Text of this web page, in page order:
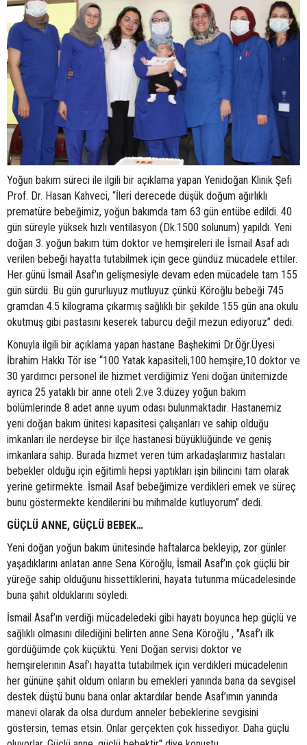
Yoğun bakım süreci ile ilgili bir açıklama yapan Yenidoğan Klinik Şefi
Prof. Dr. Hasan Kahveci, “İleri derecede düşük doğum ağırlıklı
prematüre bebeğimiz, yoğun bakımda tam 63 gün entübe edildi. 40
gün süreyle yüksek hızlı ventilasyon (Dk.1500 solunum) yapıldı. Yeni
doğan 3. yoğun bakım tüm doktor ve hemşireleri ile İsmail Asaf adı
verilen bebeği hayatta tutabilmek için gece gündüz mücadele ettiler.
Her günü İsmail Asaf’ın gelişmesiyle devam eden mücadele tam 155
gün sürdü. Bu gün gururluyuz mutluyuz çünkü Köroğlu bebeği 745
gramdan 4.5 kilograma çıkarmış sağlıklı bir şekilde 155 gün ana okulu
okutmuş gibi pastasını keserek taburcu değil mezun ediyoruz” dedi.
Konuyla ilgili bir açıklama yapan hastane Başhekimi Dr.Öğr.Üyesi
İbrahim Hakkı Tör ise “100 Yatak kapasiteli,100 hemşire,10 doktor ve
30 yardımcı personel ile hizmet verdiğimiz Yeni doğan ünitemizde
ayrıca 25 yataklı bir anne oteli 2.ve 3.düzey yoğun bakım
bölümlerinde 8 adet anne uyum odası bulunmaktadır. Hastanemiz
yeni doğan bakım ünitesi kapasitesi çalışanları ve sahip olduğu
imkanları ile nerdeyse bir ilçe hastanesi büyüklüğünde ve geniş
imkanlara sahip. Burada hizmet veren tüm arkadaşlarımız hastaları
bebekler olduğu için eğitimli hepsi yaptıkları işin bilincini tam olarak
yerine getirmekte. İsmail Asaf bebeğimize verdikleri emek ve süreç
bunu göstermekte kendilerini bu mihmalde kutluyorum” dedi.
GÜÇLÜ ANNE, GÜÇLÜ BEBEK…
Yeni doğan yoğun bakım ünitesinde haftalarca bekleyip, zor günler
yaşadıklarını anlatan anne Sena Köroğlu, İsmail Asaf’ın çok güçlü bir
yüreğe sahip olduğunu hissettiklerini, hayata tutunma mücadelesinde
buna şahit olduklarını söyledi.
İsmail Asaf’ın verdiği mücadeledeki gibi hayatı boyunca hep güçlü ve
sağlıklı olmasını dilediğini belirten anne Sena Köroğlu , "Asaf’ı ilk
gördüğümde çok küçüktü. Yeni Doğan servisi doktor ve
hemşirelerinin Asaf’ı hayatta tutabilmek için verdikleri mücadelenin
her gününe şahit oldum onların bu emekleri yanında bana da sevgisel
destek düştü bunu bana onlar aktardılar bende Asaf’ımın yanında
manevi olarak da olsa durdum anneler bebeklerine sevgisini
göstersin, temas etsin. Onlar gerçekten çok hissediyor. Daha güçlü